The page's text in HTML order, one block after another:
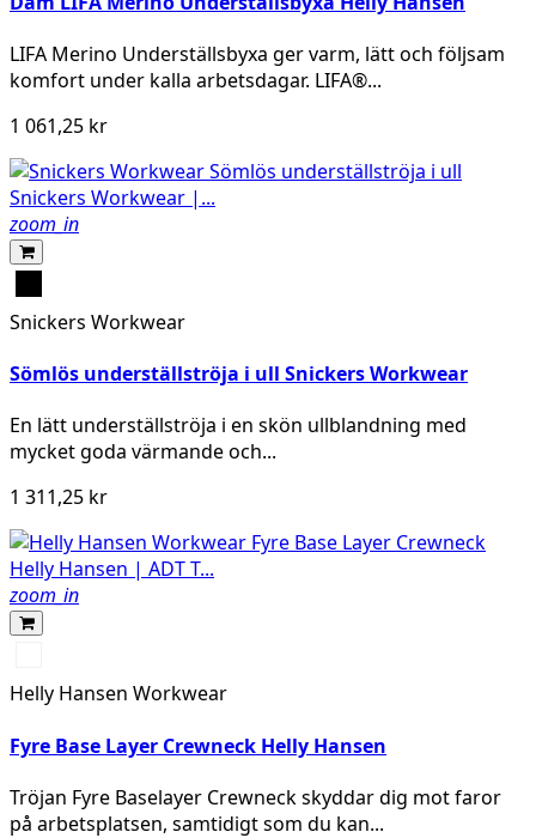
LIFA Merino Underställsbyxa ger varm, lätt och följsam
komfort under kalla arbetsdagar. LIFA®...
1 061,25 kr
zoom_in
Snickers Workwear
Sömlös underställströja i ull Snickers Workwear
En lätt underställströja i en skön ullblandning med
mycket goda värmande och...
1 311,25 kr
zoom_in
EBONY
Helly Hansen Workwear
Fyre Base Layer Crewneck Helly Hansen
Tröjan Fyre Baselayer Crewneck skyddar dig mot faror
på arbetsplatsen, samtidigt som du kan...